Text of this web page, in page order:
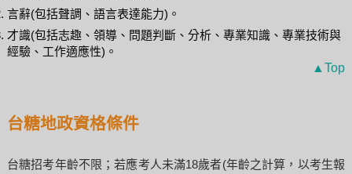
言辭(包括聲調、語言表達能力)。
才識(包括志趣、領導、問題判斷、分析、專業知識、專業技術與
經驗、工作適應性)。
▲Top
台糖地政資格條件
台糖招考年齡不限；若應考人未滿18歲者(年齡之計算，以考生報